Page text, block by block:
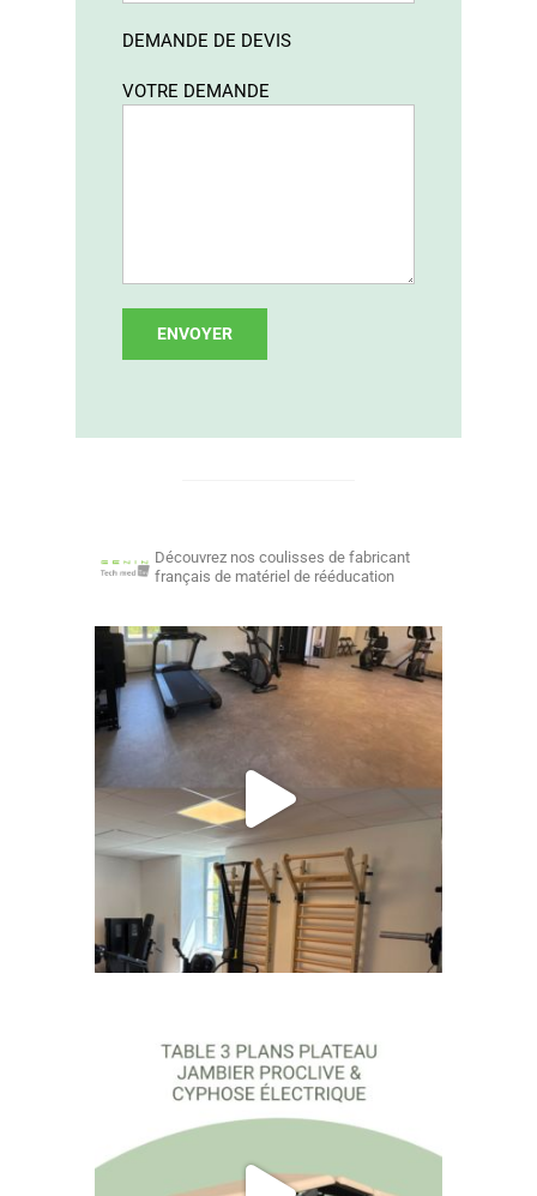
DEMANDE DE DEVIS
VOTRE DEMANDE
Découvrez nos coulisses de fabricant
français de matériel de rééducation